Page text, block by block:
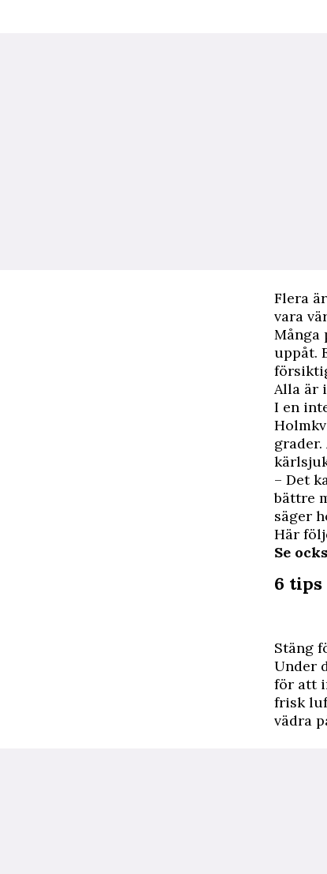
Flera
vara
Många
uppåt.
Alla är
I en
– Det
bättre
säger
Här
Se
6 tips
Stäng
Under
för att
frisk
vädra